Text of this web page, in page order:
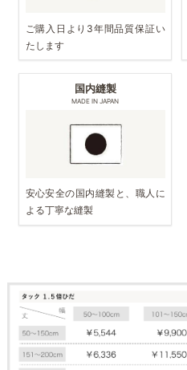
ご購入日より3年間品質保証い
たします
国内縫製
MADE IN JAPAN
安心安全の国内縫製と、職人に
よる丁寧な縫製